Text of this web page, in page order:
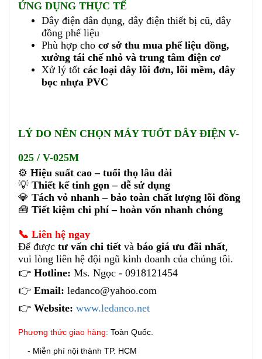
ỨNG DỤNG THỰC TẾ
Dây điện dân dụng, dây điện thiết bị cũ, dây
đồng phế liệu
Phù hợp cho cơ sở thu mua phế liệu đồng,
xưởng tái chế nhỏ và trung tâm điện cơ
Xử lý tốt các loại dây lõi đơn, lõi mềm, dây
bọc nhựa PVC
LÝ DO NÊN CHỌN MÁY TUỐT DÂY ĐIỆN V-
025 / V-025M
⚙️ Hiệu suất cao – tuổi thọ lâu dài
💡 Thiết kế tinh gọn – dễ sử dụng
💎 Tách vỏ nhanh – bảo toàn chất lượng lõi đồng
🧰 Tiết kiệm chi phí – hoàn vốn nhanh chóng
📞 Liên hệ ngay
Để được tư vấn chi tiết và báo giá ưu đãi nhất,
vui lòng liên hệ đội ngũ kinh doanh của chúng tôi.
👉 Hotline: Ms. Ngọc - 0918121454
👉 Email: ledanco@yahoo.com
👉 Website: www.ledanco.net
Phương thức giao hàng: Toàn Quốc.
- Miễn phí nội thành TP. HCM